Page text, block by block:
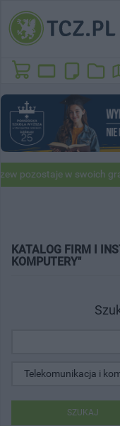
pozostaje w swoich
KATALOG FIRM I
KOMPUTERY"
SZUKAJ